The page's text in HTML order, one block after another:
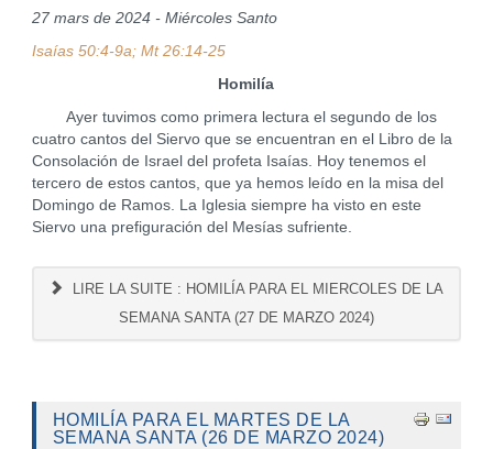
27 mars de 2024 - Miércoles Santo
Isaías 50:4-9a; Mt 26:14-25
Homilía
Ayer tuvimos como primera lectura el segundo de los
cuatro cantos del Siervo que se encuentran en el Libro de la
Consolación de Israel del profeta Isaías. Hoy tenemos el
tercero de estos cantos, que ya hemos leído en la misa del
Domingo de Ramos. La Iglesia siempre ha visto en este
Siervo una prefiguración del Mesías sufriente.
LIRE LA SUITE : HOMILÍA PARA EL MIERCOLES DE LA
SEMANA SANTA (27 DE MARZO 2024)
HOMILÍA PARA EL MARTES DE LA
SEMANA SANTA (26 DE MARZO 2024)